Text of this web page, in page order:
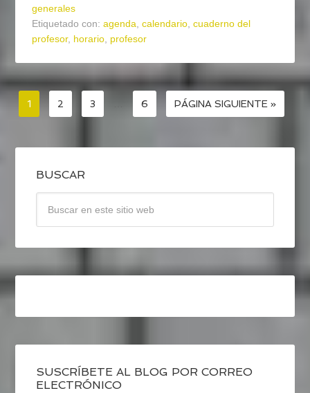
generales
Etiquetado con:agenda,calendario,cuaderno del
profesor, horario, profesor
1 2 3 6 PÁGINA SIGUIENTE »
BUSCAR
SUSCRÍBETE AL BLOG POR CORREO
ELECTRÓNICO